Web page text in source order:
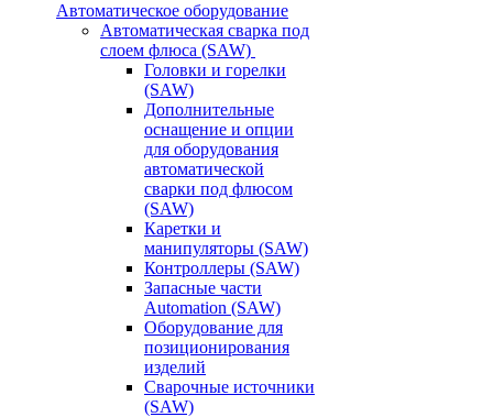
Автоматическое оборудование
Автоматическая сварка под
слоем флюса (SAW)
Головки и горелки
(SAW)
Дополнительные
оснащение и опции
для оборудования
автоматической
сварки под флюсом
(SAW)
Каретки и
манипуляторы (SAW)
Контроллеры (SAW)
Запасные части
Automation (SAW)
Оборудование для
позиционирования
изделий
Сварочные источники
(SAW)